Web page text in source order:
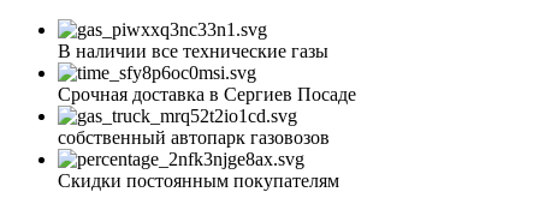
В наличии все технические газы
Срочная доставка в Сергиев Посаде
собственный автопарк газовозов
Скидки постоянным покупателям